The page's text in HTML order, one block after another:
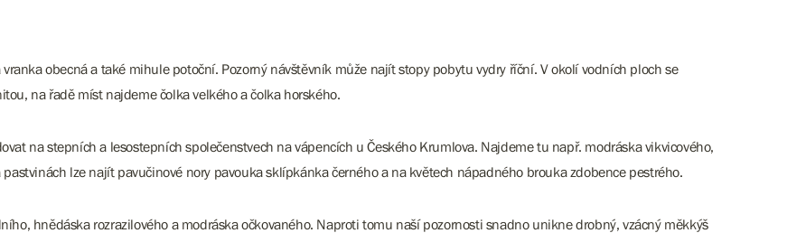
obecná a také mihule potoční. Pozorný návštěvník může najít stopy pobytu vydry říční. V okolí vodních ploch se
na řadě míst najdeme čolka velkého a čolka horského.
na stepních a lesostepních společenstvech na vápencích u Českého Krumlova. Najdeme tu např. modráska vikvicového,
lze najít pavučinové nory pavouka sklípkánka černého a na květech nápadného brouka zdobence pestrého.
hnědáska rozrazilového a modráska očkovaného. Naproti tomu naší pozornosti snadno unikne drobný, vzácný měkkýš